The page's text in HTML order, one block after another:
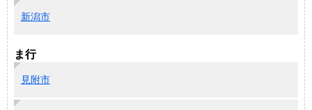
新潟市
ま行
見附市